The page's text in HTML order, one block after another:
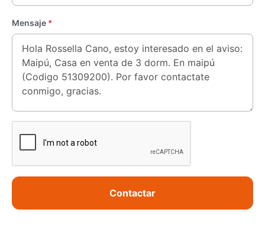
Mensaje *
Contactar